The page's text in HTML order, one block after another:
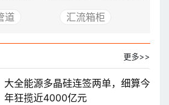
道 汇流箱柜
更多>>
大全能源多晶硅连签两单，细算今
年狂揽近4000亿元